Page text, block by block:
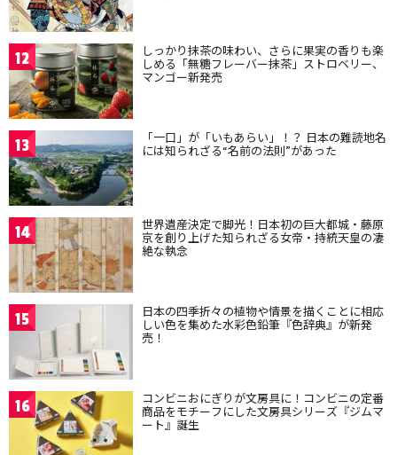
12 しっかり抹茶の味わい、さらに果実の香りも楽
しめる「無糖フレーバー抹茶」ストロベリー、
マンゴー新発売
13 「一口」が「いもあらい」！？ 日本の難読地名
には知られざる“名前の法則”があった
14 世界遺産決定で脚光！日本初の巨大都城・藤原
京を創り上げた知られざる女帝・持統天皇の凄
絶な執念
15 日本の四季折々の植物や情景を描くことに相応
しい色を集めた水彩色鉛筆『色辞典』が新発
売！
16 コンビニおにぎりが文房具に！コンビニの定番
商品をモチーフにした文房具シリーズ『ジムマ
ート』誕生